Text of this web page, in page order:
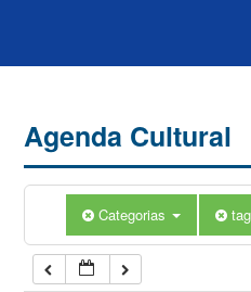
Agenda Cultural
Categorias
5:00
7:00